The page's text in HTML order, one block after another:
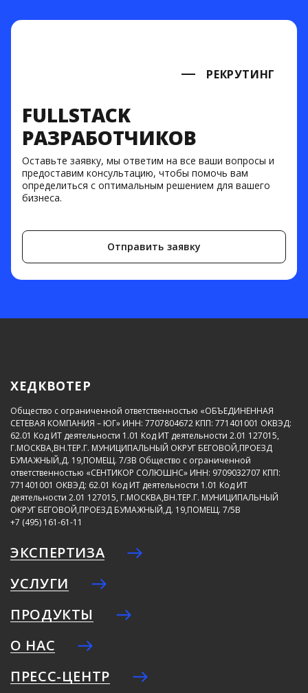
РЕКРУТИНГ
FULLSTACK
РАЗРАБОТЧИКОВ
Оставьте заявку, мы ответим на все ваши вопросы и
предоставим консультацию, чтобы помочь вам
определиться с оптимальным решением для вашего
бизнеса.
Отправить заявку
ХЕДКВОТЕР
Общество с ограниченной ответственностью «ОБЪЕДИНЕННАЯ
СЕТЕВАЯ КОМПАНИЯ – ЮГ» ИНН: 7707804672 КПП: 771401001 ОКВЭД:
62.01 Код ИТ деятельности 1.01 Код ИТ деятельности 2.01 127015,
Г.МОСКВА,ВН.ТЕР.Г. МУНИЦИПАЛЬНЫЙ ОКРУГ БЕГОВОЙ,ПРОЕЗД
БУМАЖНЫЙ,Д. 19,ПОМЕЩ. 7/3В Общество с ограниченной
ответственностью «СЕНТИКОР СОЛЮШНС» ИНН: 9709032707 КПП:
771401001 ОКВЭД: 62.01 Код ИТ деятельности 1.01 Код ИТ
деятельности 2.01 127015, Г.МОСКВА,ВН.ТЕР.Г. МУНИЦИПАЛЬНЫЙ
ОКРУГ БЕГОВОЙ,ПРОЕЗД БУМАЖНЫЙ,Д. 19,ПОМЕЩ. 7/5В
+7 (495) 161-61-11
ЭКСПЕРТИЗА
УСЛУГИ
ПРОДУКТЫ
О НАС
ПРЕСС-ЦЕНТР